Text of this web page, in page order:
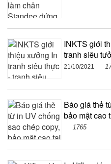
INKTS giới
tranh siêu
21/10/2021
Báo giá thẻ
bảo mật cao
1765